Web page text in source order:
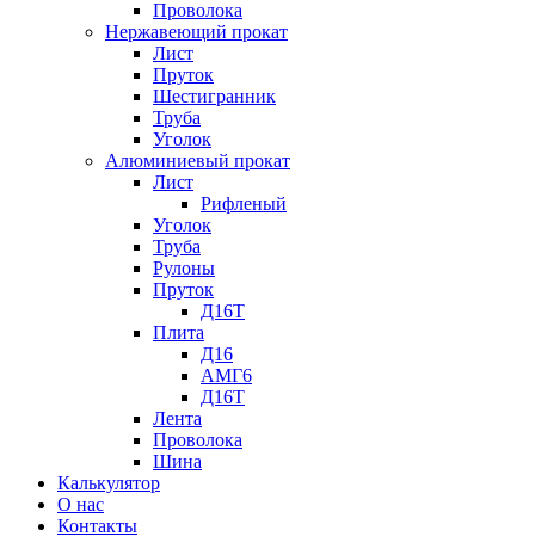
Проволока
Нержавеющий прокат
Лист
Пруток
Шестигранник
Труба
Уголок
Алюминиевый прокат
Лист
Рифленый
Уголок
Труба
Рулоны
Пруток
Д16Т
Плита
Д16
АМГ6
Д16Т
Лента
Проволока
Шина
Калькулятор
О нас
Контакты